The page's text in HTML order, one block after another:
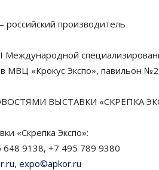
российский производитель
в МВЦ «Крокус Экспо», павильон
ВЫСТАВКИ «СКРЕПКА
«Скрепка Экспо»:
9138, +7 495 789 9380
, expo©apkor.ru